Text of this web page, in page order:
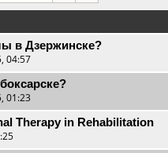
в Дзержинске?
04:57
01:23
Therapy in Rehabilitation